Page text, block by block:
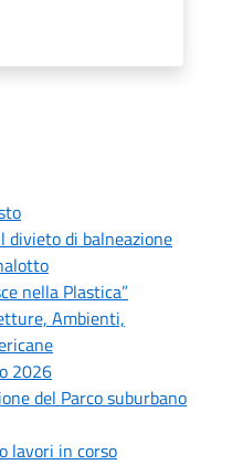
divieto di balneazione
nella Plastica”
Ambienti,
2026
del Parco suburbano
lavori in corso